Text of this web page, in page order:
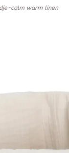
calm warm linen